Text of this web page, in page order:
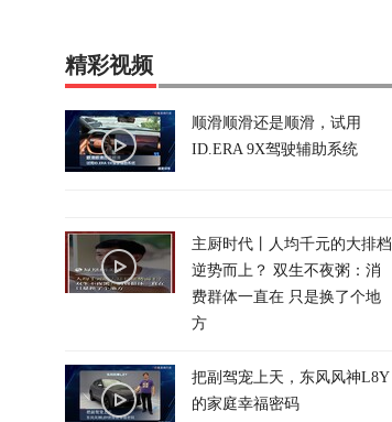
精彩视频
顺滑顺滑还是顺滑，试用
ID.ERA 9X驾驶辅助系统
主厨时代丨人均千元的大排档
逆势而上？ 双生不夜粥：消
费群体一直在 只是换了个地
方
把副驾宠上天，东风风神L8Y
的家庭幸福密码